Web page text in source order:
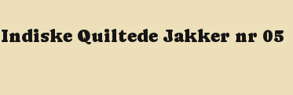
Indiske Quiltede Jakker nr 05